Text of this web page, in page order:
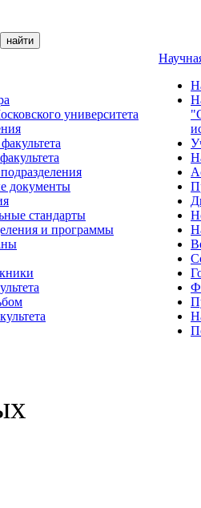
университета
документы
стандарты
и программы